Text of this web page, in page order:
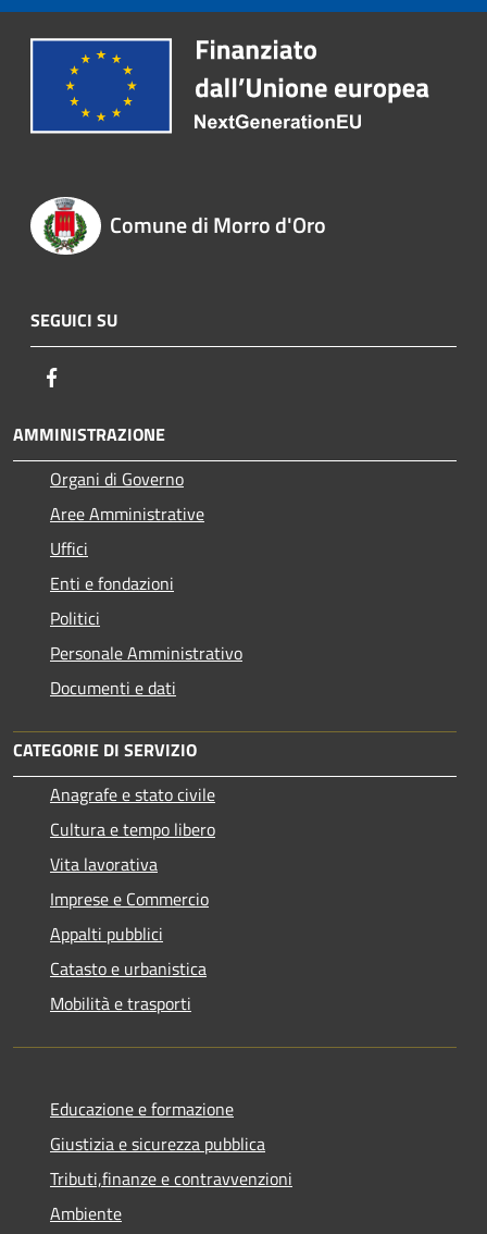
Comune di Morro d'Oro
SEGUICI SU
AMMINISTRAZIONE
Organi di Governo
Aree Amministrative
Uffici
Enti e fondazioni
Politici
Personale Amministrativo
Documenti e dati
CATEGORIE DI SERVIZIO
Anagrafe e stato civile
Cultura e tempo libero
Vita lavorativa
Imprese e Commercio
Appalti pubblici
Catasto e urbanistica
Mobilità e trasporti
Educazione e formazione
Giustizia e sicurezza pubblica
Tributi,finanze e contravvenzioni
Ambiente